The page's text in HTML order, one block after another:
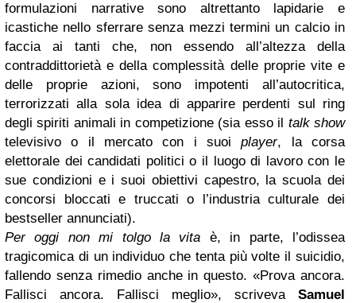
formulazioni narrative sono altrettanto lapidarie e
icastiche nello sferrare senza mezzi termini un calcio in
faccia ai tanti che, non essendo all’altezza della
contraddittorietà e della complessità delle proprie vite e
delle proprie azioni, sono impotenti all’autocritica,
terrorizzati alla sola idea di apparire perdenti sul ring
degli spiriti animali in competizione (sia esso il talk show
televisivo o il mercato con i suoiplayer, la corsa
elettorale dei candidati politici o il luogo di lavoro con le
sue condizioni e i suoi obiettivi capestro, la scuola dei
concorsi bloccati e truccati o l’industria culturale dei
bestseller annunciati).
Per oggi non mi tolgo la vita è, in parte, l’odissea
tragicomica di un individuo che tenta più volte il suicidio,
fallendo senza rimedio anche in questo. «Prova ancora.
Fallisci ancora. Fallisci meglio», scriveva Samuel